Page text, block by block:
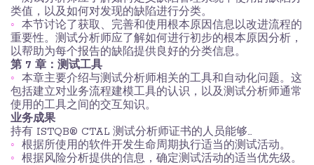
类值，以及如何对发现的缺陷进行分类。
本节讨论了获取、完善和使用根本原因信息以改进流程的
重要性。测试分析师应了解如何进行初步的根本原因分析，
以帮助为每个报告的缺陷提供良好的分类信息。
第 7 章：测试工具
本章主要介绍与测试分析师相关的工具和自动化问题。这
包括建立对业务流程建模工具的认识，以及测试分析师通常
使用的工具之间的交互知识。
业务成果
持有 ISTQB® CTAL 测试分析师证书的人员能够...
根据所使用的软件开发生命周期执行适当的测试活动。
根据风险分析提供的信息，确定测试活动的适当优先级。